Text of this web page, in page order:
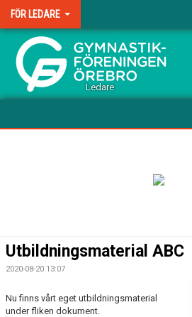
FÖR LEDARE
.
Ledare
DOKUMENT
DOMARE
Utbildningsmaterial ABC
2020-08-20 13:07
Nu finns vårt eget utbildningsmaterial
under fliken dokument.